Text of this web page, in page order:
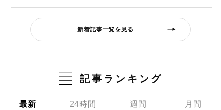
新着記事一覧を見る
記事ランキング
最新 24時間 週間 月間